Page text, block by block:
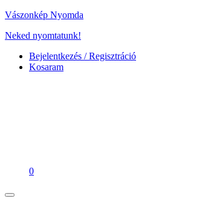
Vászonkép Nyomda
Neked nyomtatunk!
Bejelentkezés / Regisztráció
Kosaram
0